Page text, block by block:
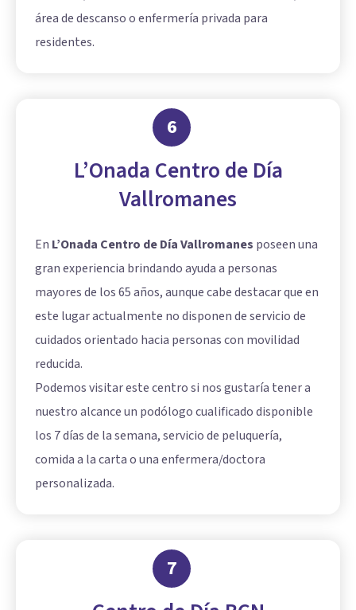
área de descanso o enfermería privada para
residentes.
6
L’Onada Centro de Día
Vallromanes
En L’Onada Centro de Día Vallromanes poseen una
gran experiencia brindando ayuda a personas
mayores de los 65 años, aunque cabe destacar que en
este lugar actualmente no disponen de servicio de
cuidados orientado hacia personas con movilidad
reducida.
Podemos visitar este centro si nos gustaría tener a
nuestro alcance un podólogo cualificado disponible
los 7 días de la semana, servicio de peluquería,
comida a la carta o una enfermera/doctora
personalizada.
7